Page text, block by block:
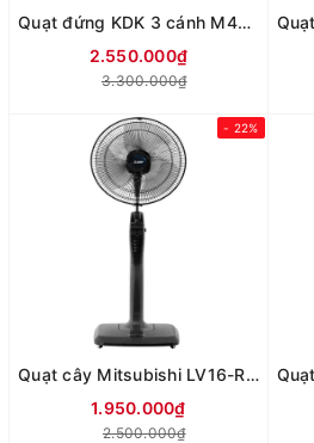
Quạt đứng KDK 3 cánh M40K GY 50W
2.550.000₫
3.300.000₫
- 22%
Quạt cây Mitsubishi LV16-RB CY-GY (xám đậm)
1.950.000₫
2.500.000₫